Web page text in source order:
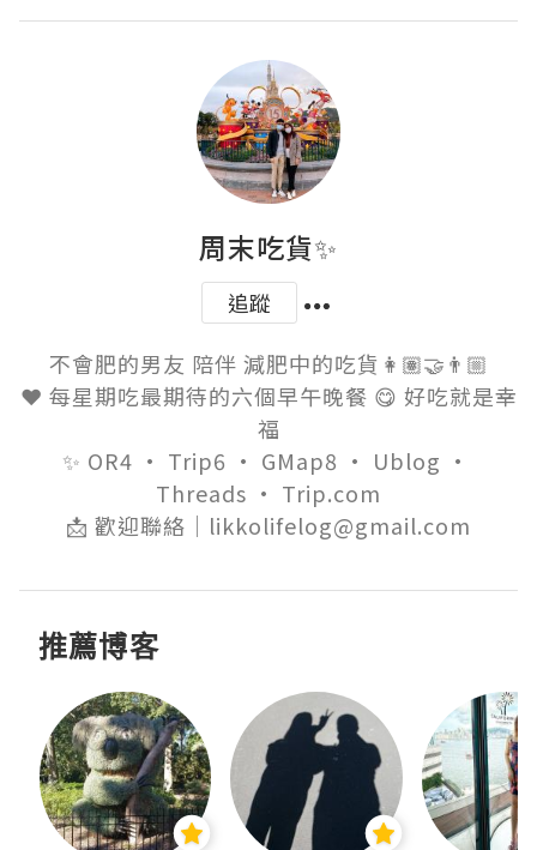
周末吃貨✨
追蹤
不會肥的男友 陪伴 減肥中的吃貨👩🏽‍🤝‍👨🏼
❤️ 每星期吃最期待的六個早午晚餐 😋 好吃就是幸
福
✨ OR4 · Trip6 · GMap8 · Ublog ·
Threads · Trip.com
📩 歡迎聯絡｜likkolifelog@gmail.com
推薦博客